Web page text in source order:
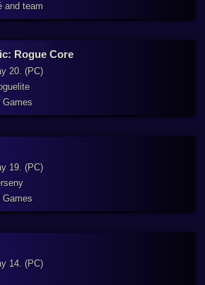
and team
Rogue Core
20. (PC)
Games
19. (PC)
Games
14. (PC)